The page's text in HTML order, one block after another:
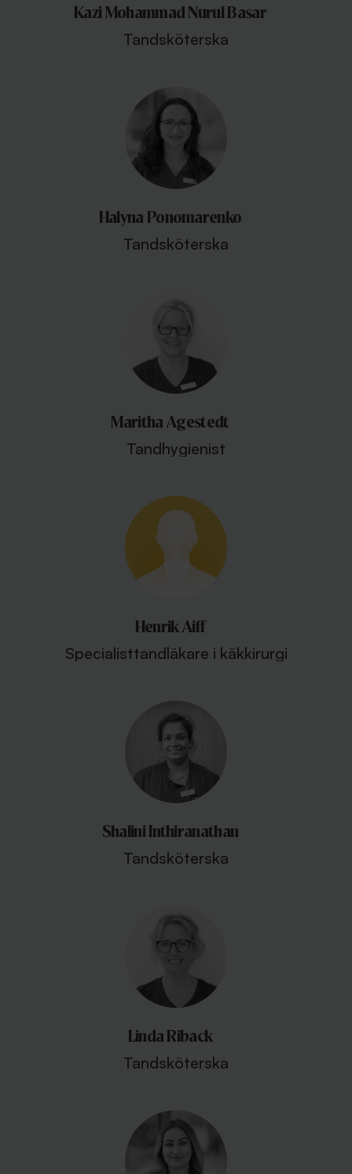
Kazi Mohammad Nurul Basar
Tandsköterska
Halyna Ponomarenko
Tandsköterska
Maritha Agestedt
Tandhygienist
Henrik Aiff
Specialisttandläkare i käkkirurgi
Shalini Inthiranathan
Tandsköterska
Linda Riback
Tandsköterska